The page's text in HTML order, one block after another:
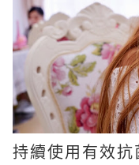
持續使用有效